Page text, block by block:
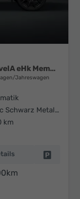
Tribe Edition DSG Pano DCC TravelA eHk Memory Nav
Jahreswagen
Magic Schwarz Metallic
km